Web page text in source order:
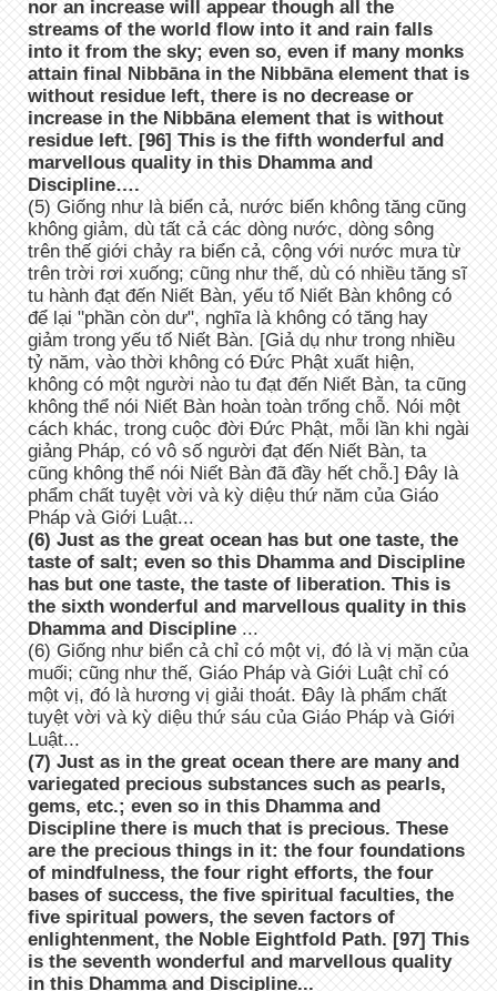
nor an increase will appear though all the
streams of the world flow into it and rain falls
into it from the sky; even so, even if many monks
attain final Nibbāna in the Nibbāna element that is
without residue left, there is no decrease or
increase in the Nibbāna element that is without
residue left. [96] This is the fifth wonderful and
marvellous quality in this Dhamma and
Discipline….
(5) Giống như là biển cả, nước biển không tăng cũng
không giảm, dù tất cả các dòng nước, dòng sông
trên thế giới chảy ra biển cả, cộng với nước mưa từ
trên trời rơi xuống; cũng như thế, dù có nhiều tăng sĩ
tu hành đạt đến Niết Bàn, yếu tố Niết Bàn không có
để lại "phần còn dư", nghĩa là không có tăng hay
giảm trong yếu tố Niết Bàn. [Giả dụ như trong nhiều
tỷ năm, vào thời không có Đức Phật xuất hiện,
không có một người nào tu đạt đến Niết Bàn, ta cũng
không thể nói Niết Bàn hoàn toàn trống chỗ. Nói một
cách khác, trong cuộc đời Đức Phật, mỗi lần khi ngài
giảng Pháp, có vô số người đạt đến Niết Bàn, ta
cũng không thể nói Niết Bàn đã đầy hết chỗ.] Đây là
phẩm chất tuyệt vời và kỳ diệu thứ năm của Giáo
Pháp và Giới Luật...
(6) Just as the great ocean has but one taste, the
taste of salt; even so this Dhamma and Discipline
has but one taste, the taste of liberation. This is
the sixth wonderful and marvellous quality in this
Dhamma and Discipline...
(6) Giống như biển cả chỉ có một vị, đó là vị mặn của
muối; cũng như thế, Giáo Pháp và Giới Luật chỉ có
một vị, đó là hương vị giải thoát. Đây là phẩm chất
tuyệt vời và kỳ diệu thứ sáu của Giáo Pháp và Giới
Luật...
(7) Just as in the great ocean there are many and
variegated precious substances such as pearls,
gems, etc.; even so in this Dhamma and
Discipline there is much that is precious. These
are the precious things in it: the four foundations
of mindfulness, the four right efforts, the four
bases of success, the five spiritual faculties, the
five spiritual powers, the seven factors of
enlightenment, the Noble Eightfold Path. [97] This
is the seventh wonderful and marvellous quality
in this Dhamma and Discipline...